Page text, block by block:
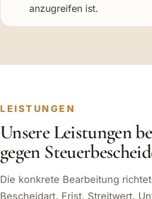
anzugreifen ist.
LEISTUNGEN
Unsere Leistungen
gegen
Die konkrete Bearbeitung
Bescheidart, Frist, Streitwert,